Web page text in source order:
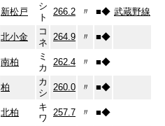
新松戸
シ
ト
266.2 〃 ■◆ 武蔵野線
北小金
コ
ネ
264.9 〃 ■◆
南柏
ミ
カ
262.4 〃 ■◆
柏
カ
シ
260.0 〃 ■◆
北柏
キ
ワ
257.7 〃 ■◆